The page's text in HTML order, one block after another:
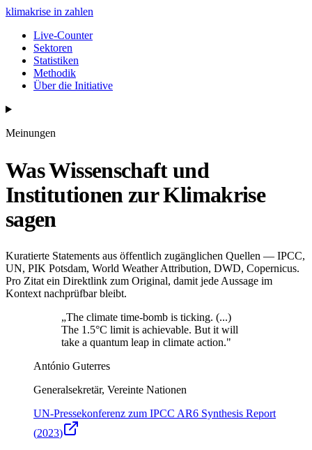
klimakrise in zahlen
Live-Counter
Sektoren
Statistiken
Methodik
Über die Initiative
Meinungen
Was Wissenschaft und
Institutionen zur Klimakrise
sagen
Kuratierte Statements aus öffentlich zugänglichen Quellen — IPCC,
UN, PIK Potsdam, World Weather Attribution, DWD, Copernicus.
Pro Zitat ein Direktlink zum Original, damit jede Aussage im
Kontext nachprüfbar bleibt.
„The climate time-bomb is ticking. (...)
The 1.5°C limit is achievable. But it will
take a quantum leap in climate action."
António Guterres
Generalsekretär, Vereinte Nationen
UN-Pressekonferenz zum IPCC AR6 Synthesis Report
(2023)